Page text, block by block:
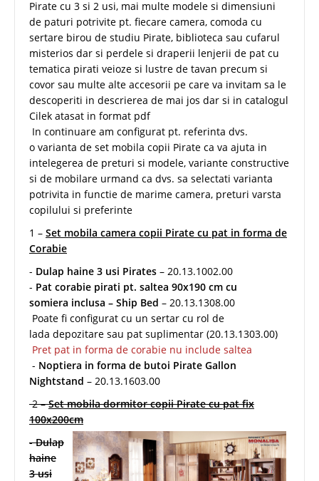
Pirate cu 3 si 2 usi, mai multe modele si dimensiuni
de paturi potrivite pt. fiecare camera, comoda cu
sertare birou de studiu Pirate, biblioteca sau cufarul
misterios dar si perdele si draperii lenjerii de pat cu
tematica pirati veioze si lustre de tavan precum si
covor sau multe alte accesorii pe care va invitam sa le
descoperiti in descrierea de mai jos dar si in catalogul
Cilek atasat in format pdf
In continuare am configurat pt. referinta dvs.
o varianta de set mobila copii Pirate ca va ajuta in
intelegerea de preturi si modele, variante constructive
si de mobilare urmand ca dvs. sa selectati varianta
potrivita in functie de marime camera, preturi varsta
copilului si preferinte
1 – Set mobila camera copii Pirate cu pat in forma de
Corabie
- Dulap haine 3 usi Pirates – 20.13.1002.00
- Pat corabie pirati pt. saltea 90x190 cm cu
somiera inclusa – Ship Bed – 20.13.1308.00
Poate fi configurat cu un sertar cu rol de
lada depozitare sau pat suplimentar (20.13.1303.00)
Pret pat in forma de corabie nu include saltea
- Noptiera in forma de butoi Pirate Gallon
Nightstand – 20.13.1603.00
2 –Set mobila dormitor copii Pirate cu pat fix
100x200cm
-Dulap
haine
3 usi